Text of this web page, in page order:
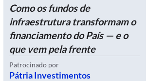
Como os fundos de
infraestrutura transformam o
financiamento do País — e o
que vem pela frente
Patrocinado por
Pátria Investimentos